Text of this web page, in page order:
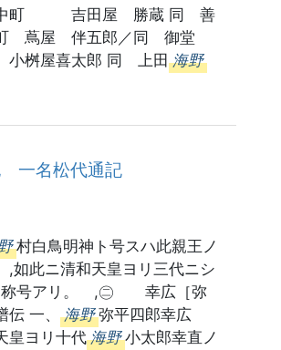
中町 吉田屋 勝蔵 同 善
蔦屋 伴五郎／同 御堂
喜太郎 同 上田 海野
一名松代通記
村白鳥明神ト号スハ此親王ノ
,如此ニ清和天皇ヨリ三代ニシ
称号アリ。 ,㊁ 幸広［弥
伝 一、 海野 弥平四郎幸広
皇ヨリ十代 海野 小太郎幸直ノ